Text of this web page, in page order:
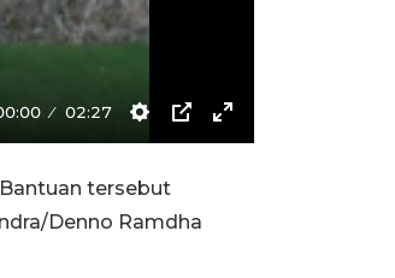
02:27
Settings
PIP Enter
tersebut
Denno Ramdha